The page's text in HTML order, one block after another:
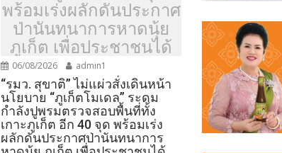
พร้อมเร่งผลักดันประกาศ
ป่านันทนาการหาดนุ้ย
ภูเก็ต เพื่อประชาชนได้
เข้าใช้ประโยชน์
06/08/2026 admin1
“รมว. สุขาติ” ไม่แผ่วสั่งเดินหน้า
นโยบาย “ภูเก็ตโมเดล” ระดม
กำลังปูพรมตรวจสอบพื้นที่ทั้ง
เกาะภูเก็ต อีก 40 จุด พร้อมเร่ง
ผลักดันประกาศป่านันทนาการ